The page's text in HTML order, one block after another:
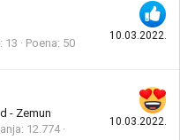
10.03.2022.
13 Poena 50
10.03.2022.
- Zemun
12.774